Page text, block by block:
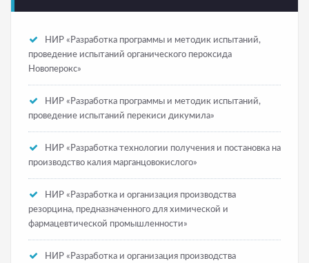
НИР «Разработка программы и методик испытаний,
проведение испытаний органического пероксида
Новоперокс»
НИР «Разработка программы и методик испытаний,
проведение испытаний перекиси дикумила»
НИР «Разработка технологии получения и постановка на
производство калия марганцовокислого»
НИР «Разработка и организация производства
резорцина, предназначенного для химической и
фармацевтической промышленности»
НИР «Разработка и организация производства